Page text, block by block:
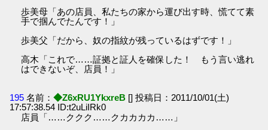
歩美母「あの店員、私たちの家から運び出す時、慌てて素
手で掴んでたんです！」
歩美父「だから、奴の指紋が残っているはずです！」
高木「これで……証拠と証人を確保した！ もう言い逃れ
はできないぞ、店員！」
195 名前：◆Z6xRU1YkxreB [] 投稿日：2011/10/01(土)
17:57:38.54 ID:t2uLiIRk0
店員「……ククク……クカカカカ……」